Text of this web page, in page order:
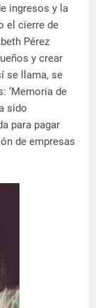
ingresos y la
el cierre de
Pérez
y crear
se llama, se
‘Memoria de
sido
para pagar
de empresas